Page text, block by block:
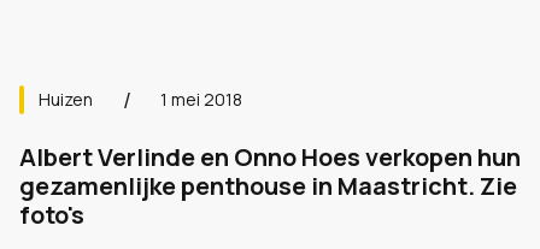
Huizen 1 mei 2018
Albert Verlinde en Onno Hoes verkopen hun
gezamenlijke penthouse in Maastricht. Zie
foto's